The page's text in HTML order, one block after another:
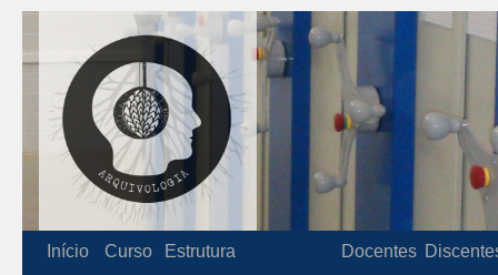
Início Curso Estrutura Docentes